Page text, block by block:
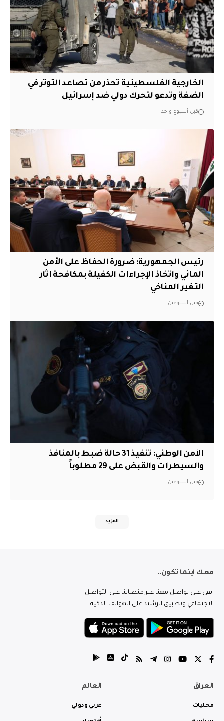
الخارجية الفلسطينية تحذر من تصاعد التوتر في
الضفة وتدعو لتحرك دولي ضد إسرائيل
قبل أسبوع واحد
رئيس الجمهورية: ضرورة الحفاظ على الأمن
المائي واتخاذ الإجراءات الكفيلة بمكافحة آثار
التغير المناخي
قبل أسبوعين
الأمن الوطني: تنفيذ 31 حالة ضبط بالمنافذ
والسيطرات والقبض على 29 مطلوباً
قبل أسبوعين
المزيد
معك اينما تكون..
ابقى على تواصل معنا عبر منصاتنا على التواصل
الاجتماعي وتطبيق الرشيد على الهواتف الذكية.
العراق
محليات
العالم
عربي ودولي